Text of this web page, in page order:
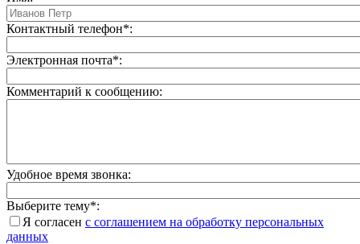
Контактный телефон*:
Электронная почта*:
Комментарий к сообщению:
Удобное время звонка:
Выберите тему*:
Я согласен с соглашением на обработку персональных
данных